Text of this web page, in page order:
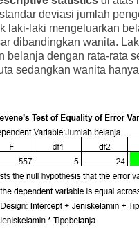
deviasi jumlah
laki-laki mengeluarkan
dibandingkan wanita.
belanja dengan rata-rata
sedangkan wanita